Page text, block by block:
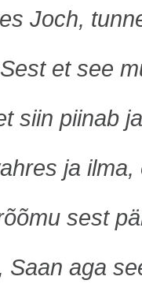
Joch,
et see
siin piinab
ja ilma,
sest
Saan aga